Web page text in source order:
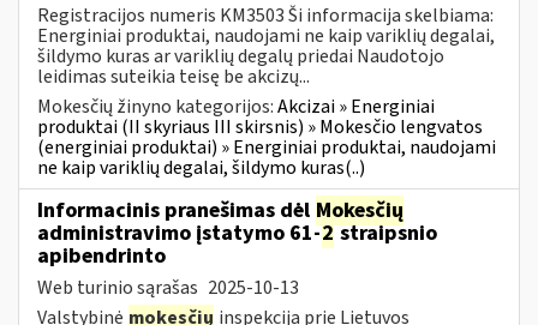
Registracijos numeris KM3503 Ši informacija skelbiama:
Energiniai produktai, naudojami ne kaip variklių degalai,
šildymo kuras ar variklių degalų priedai Naudotojo
leidimas suteikia teisę be akcizų...
Mokesčių žinyno kategorijos:Akcizai » Energiniai
produktai (II skyriaus III skirsnis) » Mokesčio lengvatos
(energiniai produktai) » Energiniai produktai, naudojami
ne kaip variklių degalai, šildymo kuras(..)
Informacinis pranešimas dėl Mokesčių
administravimo įstatymo 61-2straipsnio
apibendrinto
Web turinio sąrašas 2025-10-13
Valstybinė mokesčių inspekcija prie Lietuvos